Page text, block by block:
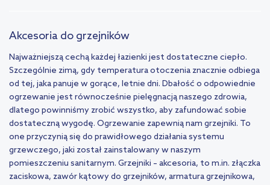
Akcesoria do grzejników
Najważniejszą cechą każdej łazienki jest dostateczne ciepło.
Szczególnie zimą, gdy temperatura otoczenia znacznie odbiega
od tej, jaka panuje w gorące, letnie dni. Dbałość o odpowiednie
ogrzewanie jest równocześnie pielęgnacją naszego zdrowia,
dlatego powinniśmy zrobić wszystko, aby zafundować sobie
dostateczną wygodę. Ogrzewanie zapewnią nam grzejniki. To
one przyczynią się do prawidłowego działania systemu
grzewczego, jaki został zainstalowany w naszym
pomieszczeniu sanitarnym. Grzejniki – akcesoria, to m.in. złączka
zaciskowa, zawór kątowy do grzejników, armatura grzejnikowa,